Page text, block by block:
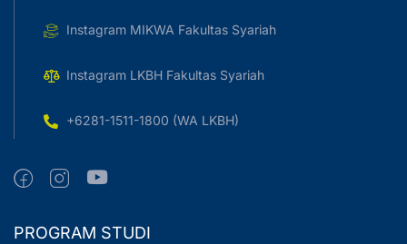
Instagram MIKWA Fakultas Syariah
Instagram LKBH Fakultas Syariah
+6281-1511-1800 (WA LKBH)
PROGRAM STUDI